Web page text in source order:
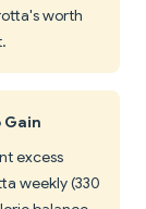
worth
Gain
excess
weekly (330